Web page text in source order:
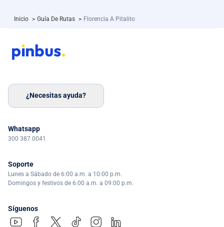
Inicio > Guía De Rutas > Florencia A Pitalito
¿Necesitas ayuda?
Whatsapp
300 387 0041
Soporte
Lunes a Sábado de 6:00 a.m. a 10:00 p.m.
Domingos y festivos de 6:00 a.m. a 09:00 p.m.
Síguenos